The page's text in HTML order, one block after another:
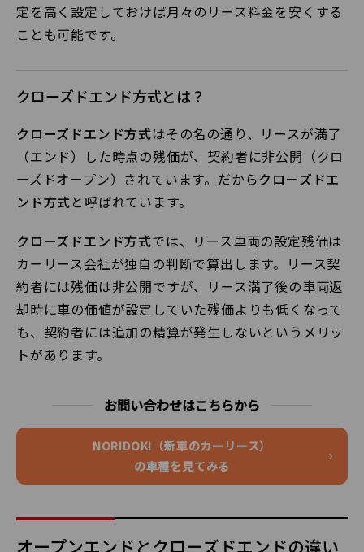
定を高く設定しておけば月々のリース料金を安くする
ことも可能です。
クローズドエンド方式とは？
クローズドエンド方式はその名の通り、リースが満了
（エンド）した時点の残価が、契約者に非公開（クロ
ーズドオープン）されています。だからクローズドエ
ンド方式と呼ばれています。
クローズドエンド方式では、リース車両の設定残価は
カーリース会社が独自の判断で算出します。リース契
約者には残価は非公開ですが、リース満了後の車両返
却時に車の価値が設定していた残価よりも低くなって
も、契約者には追加の精算が発生しないというメリッ
トがあります。
お問い合わせはこちらから
NORIDOKI（新車のカーリース）
の車種を見てみる
オープンエンドとクローズドエンドの違い